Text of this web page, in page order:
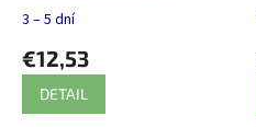
3 – 5 dní
€12,53
DETAIL